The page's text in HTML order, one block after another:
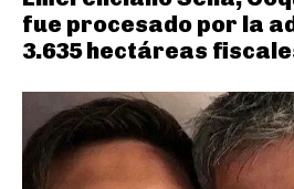
fue procesado por la
3.635 hectáreas